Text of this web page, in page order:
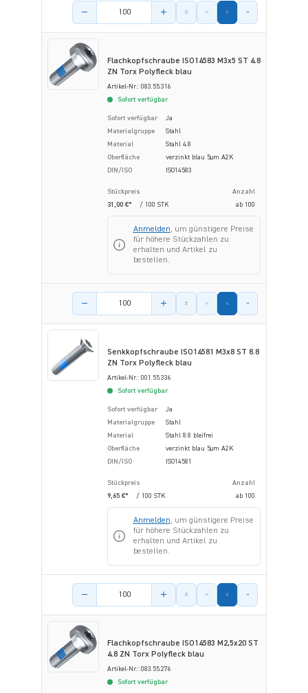
Menge des Artikels
Flachkopfschraube ISO14583 M3x5 ST 4.8
ZN Torx Polyfleck blau
Artikel-Nr.: 083.55.316
Sofort verfügbar
Sofort verfügbar
Ja
Materialgruppe
Stahl
Material
Stahl 4.8
Oberfläche
verzinkt blau 5µm A2K
DIN/ISO
ISO14583
Stückpreis
Anzahl
31,00 €*
/ 100 STK ab 100
Anmelden, um günstigere Preise
für höhere Stückzahlen zu
erhalten und Artikel zu
bestellen.
Menge des Artikels
Senkkopfschraube ISO14581 M3x8 ST 8.8
ZN Torx Polyfleck blau
Artikel-Nr.: 001.55.336
Sofort verfügbar
Sofort verfügbar
Ja
Materialgruppe
Stahl
Material
Stahl 8.8 bleifrei
Oberfläche
verzinkt blau 5µm A2K
DIN/ISO
ISO14581
Stückpreis
Anzahl
9,65 €*
/ 100 STK ab 100
Anmelden, um günstigere Preise
für höhere Stückzahlen zu
erhalten und Artikel zu
bestellen.
Menge des Artikels
Flachkopfschraube ISO14583 M2,5x20 ST
4.8 ZN Torx Polyfleck blau
Artikel-Nr.: 083.55.276
Sofort verfügbar